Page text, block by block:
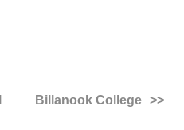
Billanook College